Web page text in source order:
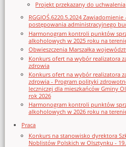
Projekt przekazany do uchwalenia
RGGIOŚ.6220.5.2024
postępowania administracyjnego
Harmonogram kontroli punktów
alkoholowych w 2025 roku na
Obwieszczenia Marszałka
Konkurs ofert na wybór realizatora
zdrowia
Konkurs ofert na wybór realizatora
zdrowia - Program polityki
leczniczej dla mieszkańców Gminy
rok 2026
Harmonogram kontroli punktów
alkoholowych w 2026 roku na
Praca
Konkurs na stanowisko dyrektora
Noblistów Polskich w Olsztynku -